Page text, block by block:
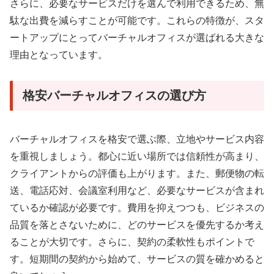
さらに、必要なサービスだけを選んで利用できるため、無
駄な出費を減らすことが可能です。これらの特徴が、スタ
ートアップにとってバーチャルオフィスが選ばれる大きな
理由となっています。
格安バーチャルオフィスの選び方
バーチャルオフィスを格安で選ぶ際、立地やサービス内容
を重視しましょう。都心に近い場所では信頼性が高まり、
クライアントからの評価も上がります。また、郵便物の転
送、電話応対、会議室利用など、必要なサービスが含まれ
ているか確認が必要です。費用を抑えつつも、ビジネスの
品質を落とさないために、どのサービスを優先するか考え
ることが大切です。さらに、契約の柔軟性もポイントで
す。短期間の契約から始めて、サービスの質を確かめると